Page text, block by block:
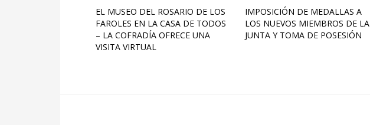
EL MUSEO DEL ROSARIO DE LOS
FAROLES EN LA CASA DE TODOS
– LA COFRADÍA OFRECE UNA
VISITA VIRTUAL
IMPOSICIÓN DE MEDALLAS A
LOS NUEVOS MIEMBROS DE LA
JUNTA Y TOMA DE POSESIÓN